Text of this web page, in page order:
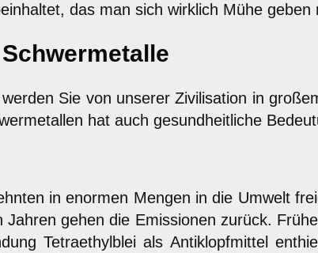
das man sich wirklich Mühe
Schwermetalle
Sie von unserer Zivilisation in
hat auch gesundheitliche
in enormen Mengen in die Umwelt
gehen die Emissionen zurück.
Tetraethylblei als Antiklopfmittel